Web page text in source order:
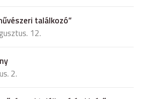
találkozó”
12.
2.